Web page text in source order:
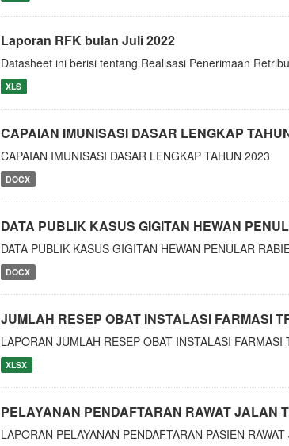
Laporan RFK bulan Juli 2022
Datasheet ini berisi tentang Realisasi Penerimaan
XLS
CAPAIAN IMUNISASI DASAR LENGKAP
CAPAIAN IMUNISASI DASAR LENGKAP TAHUN 2023
DOCX
DATA PUBLIK KASUS GIGITAN HEWAN
DATA PUBLIK KASUS GIGITAN HEWAN PENULAR
DOCX
JUMLAH RESEP OBAT INSTALASI FARMASI
LAPORAN JUMLAH RESEP OBAT INSTALASI
XLSX
PELAYANAN PENDAFTARAN RAWAT JALAN
LAPORAN PELAYANAN PENDAFTARAN PASIEN